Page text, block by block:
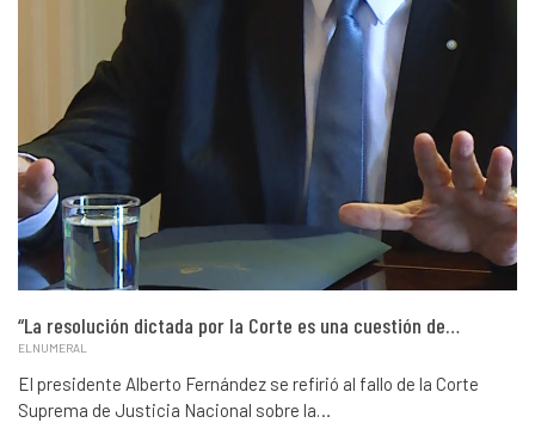
“La resolución dictada por la Corte es una cuestión de…
ELNUMERAL
El presidente Alberto Fernández se refirió al fallo de la Corte
Suprema de Justicia Nacional sobre la…